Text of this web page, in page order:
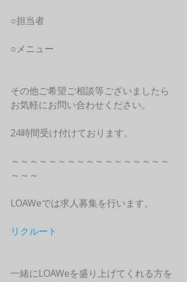
○担当者
○メニュー
その他ご希望ご相談等ございましたら
お気軽にお問い合わせください。
24時間受け付けております。
～～～～～～～～～～～～～～～～～
～～～
LOAWeでは求人募集を行います。
リクルート
一緒にLOAWeを盛り上げてくれる方を